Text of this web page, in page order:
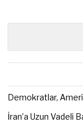
Demokratlar,
İran’a Uzun Vadeli